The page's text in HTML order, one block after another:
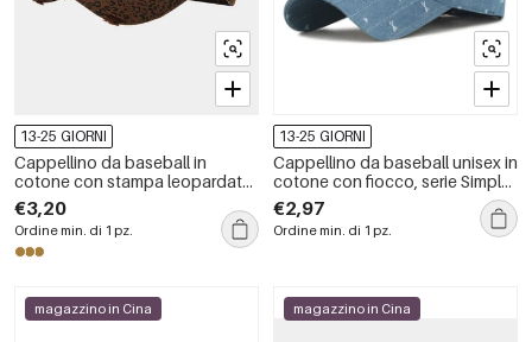
13-25 GIORNI
Cappellino da baseball in
cotone con stampa leopardata
retrò della serie Simple
€3,20
Ordine min. di 1 pz.
13-25 GIORNI
Cappellino da baseball unisex in
cotone con fiocco, serie Simple,
casual.
€2,97
Ordine min. di 1 pz.
magazzino in Cina magazzino in Cina